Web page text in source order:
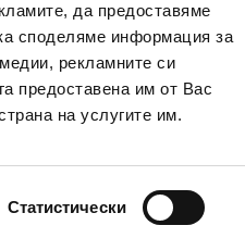
да предоставяме
споделяме информация за
рекламните си
предоставена им от Вас
на услугите им.
Статистически